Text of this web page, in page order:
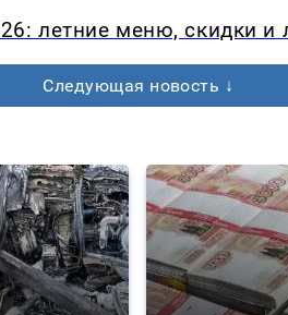
летние меню, скидки и
Следующая новость ↓